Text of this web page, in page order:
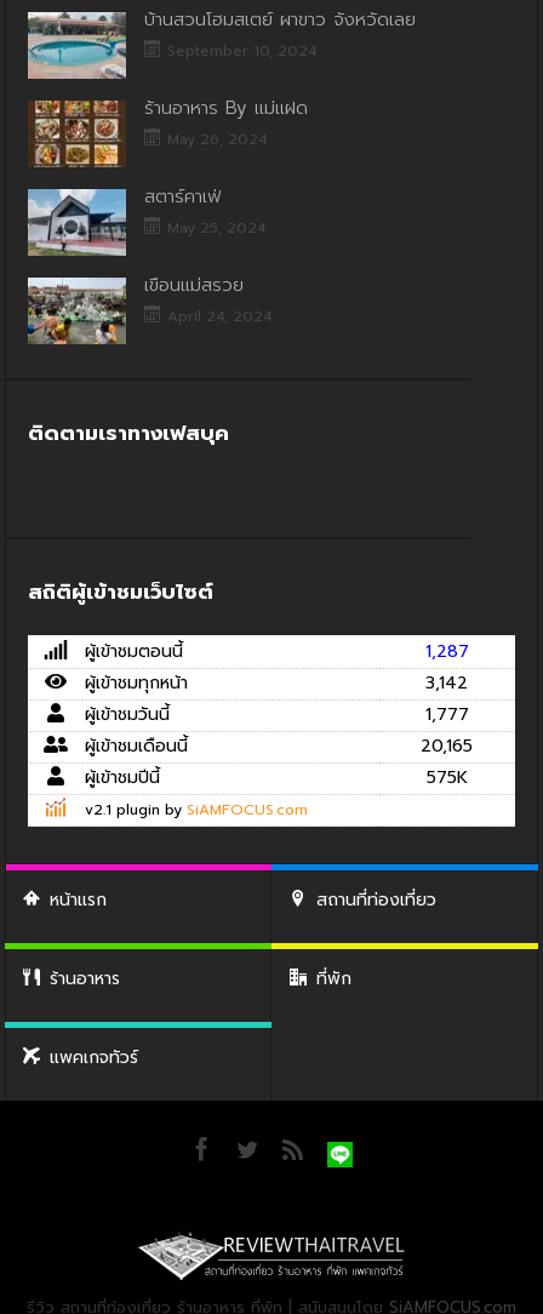
บ้านสวนโฮมสเตย์ ผาขาว จังหวัดเลย
September 10, 2024
ร้านอาหาร By แม่แฝด
May 26, 2024
สตาร์คาเฟ่
May 25, 2024
เขื่อนแม่สรวย
April 24, 2024
ติดตามเราทางเฟสบุค
สถิติผู้เข้าชมเว็บไซต์
ผู้เข้าชมตอนนี้
1,287
ผู้เข้าชมทุกหน้า
3,142
ผู้เข้าชมวันนี้
1,777
ผู้เข้าชมเดือนนี้
20,165
ผู้เข้าชมปีนี้
575K
v2.1 plugin by SiAMFOCUS.com
หน้าแรก สถานที่ท่องเที่ยว
ร้านอาหาร ที่พัก
แพคเกจทัวร์
รีวิว สถานที่ท่องเที่ยว ร้านอาหาร ที่พัก | สนับสนุนโดย SiAMFOCUS.com